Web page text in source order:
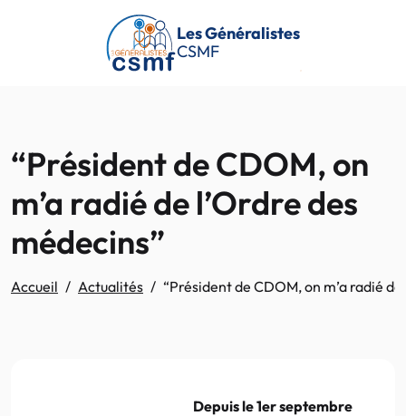
Passer au contenu principal
Les Généralistes
CSMF
“Président de CDOM, on
m’a radié de l’Ordre des
médecins”
Accueil Actualités “Président de CDOM, on m’a radié
Depuis le 1er septembre